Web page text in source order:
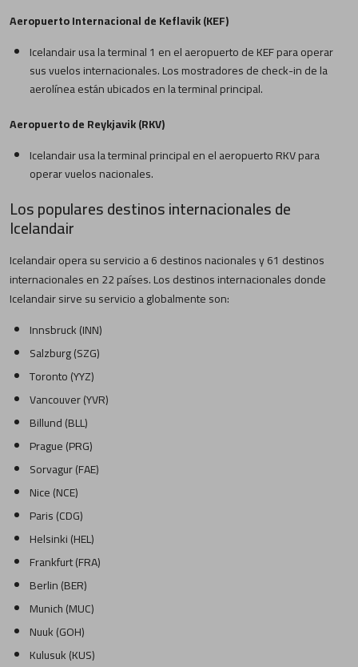
Aeropuerto Internacional de Keflavik (KEF)
Icelandair usa la terminal 1 en el aeropuerto de KEF para operar
sus vuelos internacionales. Los mostradores de check-in de la
aerolínea están ubicados en la terminal principal.
Aeropuerto de Reykjavik (RKV)
Icelandair usa la terminal principal en el aeropuerto RKV para
operar vuelos nacionales.
Los populares destinos internacionales de
Icelandair
Icelandair opera su servicio a 6 destinos nacionales y 61 destinos
internacionales en 22 países. Los destinos internacionales donde
Icelandair sirve su servicio a globalmente son:
Innsbruck (INN)
Salzburg (SZG)
Toronto (YYZ)
Vancouver (YVR)
Billund (BLL)
Prague (PRG)
Sorvagur (FAE)
Nice (NCE)
Paris (CDG)
Helsinki (HEL)
Frankfurt (FRA)
Berlin (BER)
Munich (MUC)
Nuuk (GOH)
Kulusuk (KUS)